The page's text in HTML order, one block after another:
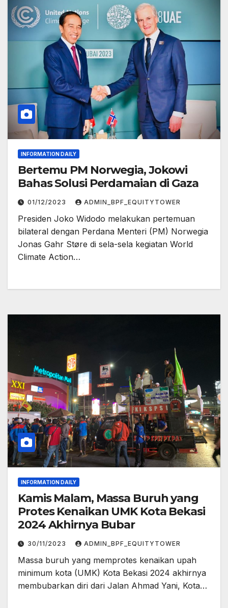
INFORMATION DAILY
Bertemu PM Norwegia, Jokowi
Bahas Solusi Perdamaian di Gaza
01/12/2023 ADMIN_BPF_EQUITYTOWER
Presiden Joko Widodo melakukan pertemuan
bilateral dengan Perdana Menteri (PM) Norwegia
Jonas Gahr Støre di sela-sela kegiatan World
Climate Action…
INFORMATION DAILY
Kamis Malam, Massa Buruh yang
Protes Kenaikan UMK Kota Bekasi
2024 Akhirnya Bubar
30/11/2023 ADMIN_BPF_EQUITYTOWER
Massa buruh yang memprotes kenaikan upah
minimum kota (UMK) Kota Bekasi 2024 akhirnya
membubarkan diri dari Jalan Ahmad Yani, Kota…